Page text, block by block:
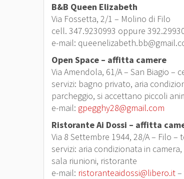
B&B Queen Elizabeth
Via Fossetta, 2/1 – Molino di Filo
cell. 347.9230993 oppure
e-mail:
Open Space – affitta camere
Via Amendola, 61/A – San Biagio –
servizi: bagno privato, aria
parcheggio, si accettano piccoli
e-mail: gpegghy28@gmail.com
Ristorante Ai Dossi – affitta
Via 8 Settembre 1944, 28/A – Filo
servizi: aria condizionata in
sala riunioni, ristorante
e-mail: ristoranteaidossi@libero.it–